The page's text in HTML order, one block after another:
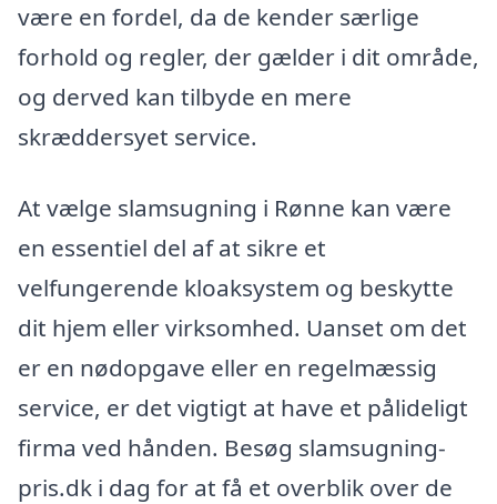
være en fordel, da de kender særlige
forhold og regler, der gælder i dit område,
og derved kan tilbyde en mere
skræddersyet service.
At vælge slamsugning i Rønne kan være
en essentiel del af at sikre et
velfungerende kloaksystem og beskytte
dit hjem eller virksomhed. Uanset om det
er en nødopgave eller en regelmæssig
service, er det vigtigt at have et pålideligt
firma ved hånden. Besøg slamsugning-
pris.dk i dag for at få et overblik over de